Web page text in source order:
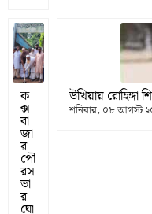
ক
ক্স
বা
জা
র
পৌ
রস
ভা
র
ঘো
উখিয়ায় রোহিঙ্গা
শনিবার, ০৮ আগস্ট